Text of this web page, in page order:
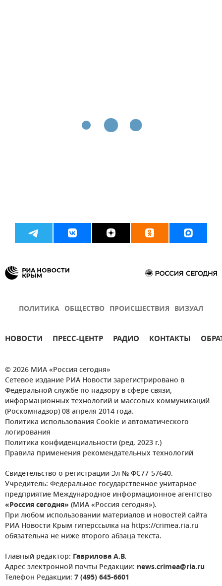
ПОЛИТИКА ОБЩЕСТВО ПРОИСШЕСТВИЯ ВИЗУАЛ
НОВОСТИ ПРЕСС-ЦЕНТР РАДИО КОНТАКТЫ
© 2026 МИА «Россия сегодня»
Сетевое издание РИА Новости зарегистрировано в
Федеральной службе по надзору в сфере связи,
информационных технологий и массовых коммуникаций
(Роскомнадзор) 08 апреля 2014 года.
Политика использования Cookie и автоматического
логирования
Политика конфиденциальности (ред. 2023 г.)
Правила применения рекомендательных технологий
Свидетельство о регистрации Эл № ФС77-57640.
Учредитель: Федеральное государственное унитарное
предприятие Международное информационное агентство
«Россия сегодня» (МИА «Россия сегодня»).
При любом использовании материалов и новостей сайта
РИА Новости Крым гиперссылка на https://crimea.ria.ru
обязательна не ниже второго абзаца текста.
Главный редактор: Гаврилова А.В.
Адрес электронной почты Редакции: news.crimea@ria.ru
Телефон Редакции: 7 (495) 645-6601